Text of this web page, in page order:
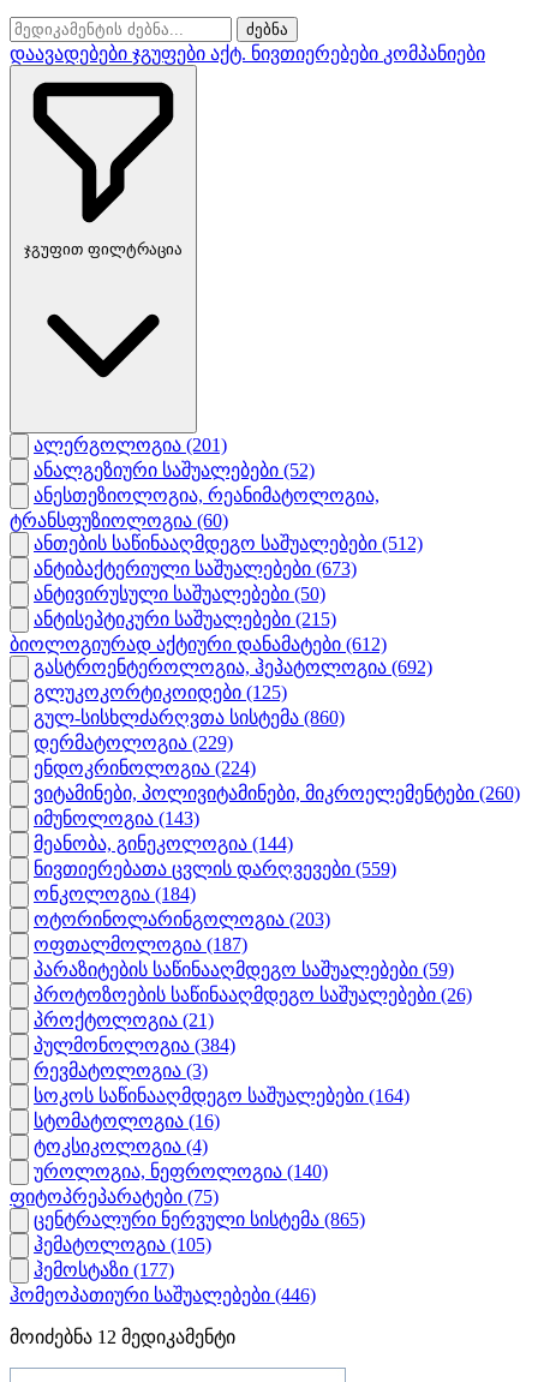
ძებნა
დაავადებები ჯგუფები აქტ. ნივთიერებები კომპანიები
ჯგუფით ფილტრაცია
ალერგოლოგია (201)
ანალგეზიური საშუალებები (52)
ანესთეზიოლოგია, რეანიმატოლოგია,
ტრანსფუზიოლოგია (60)
ანთების საწინააღმდეგო საშუალებები (512)
ანტიბაქტერიული საშუალებები (673)
ანტივირუსული საშუალებები (50)
ანტისეპტიკური საშუალებები (215)
ბიოლოგიურად აქტიური დანამატები (612)
გასტროენტეროლოგია, ჰეპატოლოგია (692)
გლუკოკორტიკოიდები (125)
გულ-სისხლძარღვთა სისტემა (860)
დერმატოლოგია (229)
ენდოკრინოლოგია (224)
ვიტამინები, პოლივიტამინები, მიკროელემენტები (260)
იმუნოლოგია (143)
მეანობა, გინეკოლოგია (144)
ნივთიერებათა ცვლის დარღვევები (559)
ონკოლოგია (184)
ოტორინოლარინგოლოგია (203)
ოფთალმოლოგია (187)
პარაზიტების საწინააღმდეგო საშუალებები (59)
პროტოზოების საწინააღმდეგო საშუალებები (26)
პროქტოლოგია (21)
პულმონოლოგია (384)
რევმატოლოგია (3)
სოკოს საწინააღმდეგო საშუალებები (164)
სტომატოლოგია (16)
ტოკსიკოლოგია (4)
უროლოგია, ნეფროლოგია (140)
ფიტოპრეპარატები (75)
ცენტრალური ნერვული სისტემა (865)
ჰემატოლოგია (105)
ჰემოსტაზი (177)
ჰომეოპათიური საშუალებები (446)
მოიძებნა 12 მედიკამენტი